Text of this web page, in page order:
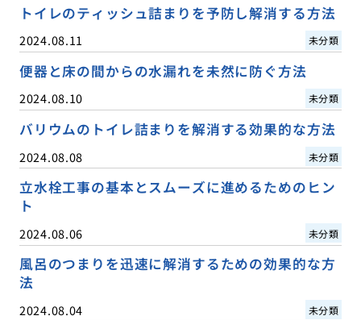
トイレのティッシュ詰まりを予防し解消する方法
2024.08.11 未分類
便器と床の間からの水漏れを未然に防ぐ方法
2024.08.10 未分類
バリウムのトイレ詰まりを解消する効果的な方法
2024.08.08 未分類
立水栓工事の基本とスムーズに進めるためのヒン
ト
2024.08.06 未分類
風呂のつまりを迅速に解消するための効果的な方
法
2024.08.04 未分類